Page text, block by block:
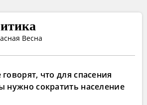
Весна
что для спасения
нужно сократить население